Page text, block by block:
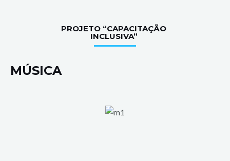
PROJETO “CAPACITAÇÃO
INCLUSIVA”
MÚSICA